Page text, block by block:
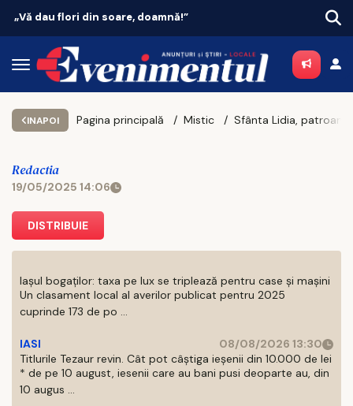
Vacanțe 2026: Portugalia conduce topul
INAPOI Pagina principală Mistic
Redactia
19/05/2025 14:06
DISTRIBUIE
Iașul bogaților: taxa pe lux se triplează pentru case și mașini
Un clasament local al averilor publicat pentru 2025
cuprinde 173 de po ...
IASI
08/08/2026 13:30
Titlurile Tezaur revin. Cât pot câștiga ieșenii din 10.000 de lei
* de pe 10 august, iesenii care au bani pusi deoparte au, din
10 augus ...